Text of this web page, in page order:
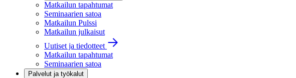
Matkailun tapahtumat
Seminaarien satoa
Matkailun Pulssi
Matkailun julkaisut
Uutiset ja tiedotteet
Matkailun tapahtumat
Seminaarien satoa
Palvelut ja työkalut